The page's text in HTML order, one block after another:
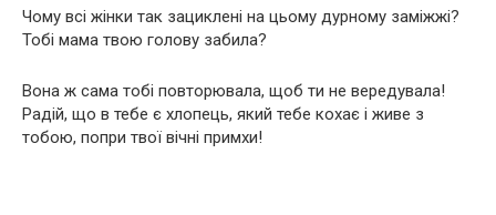
Чому всі жінки так зациклені на цьому дурному заміжжі?
Тобі мама твою голову забила?
Вона ж сама тобі повторювала, щоб ти не вередувала!
Радій, що в тебе є хлопець, який тебе кохає і живе з
тобою, попри твої вічні примхи!